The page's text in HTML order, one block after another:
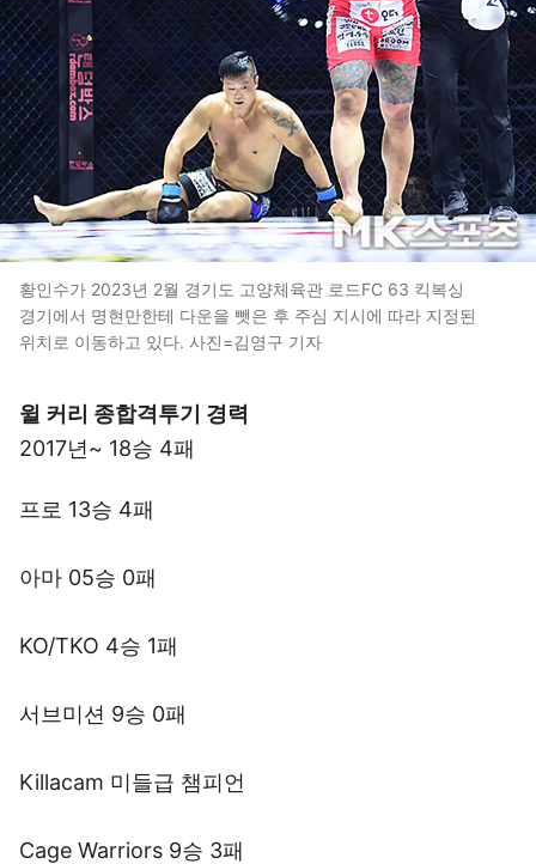
황인수가 2023년 2월 경기도 고양체육관 로드FC 63 킥복싱
경기에서 명현만한테 다운을 뺏은 후 주심 지시에 따라 지정된
위치로 이동하고 있다. 사진=김영구 기자
윌 커리 종합격투기 경력
2017년~ 18승 4패
프로 13승 4패
아마 05승 0패
KO/TKO 4승 1패
서브미션 9승 0패
Killacam 미들급 챔피언
Cage Warriors 9승 3패